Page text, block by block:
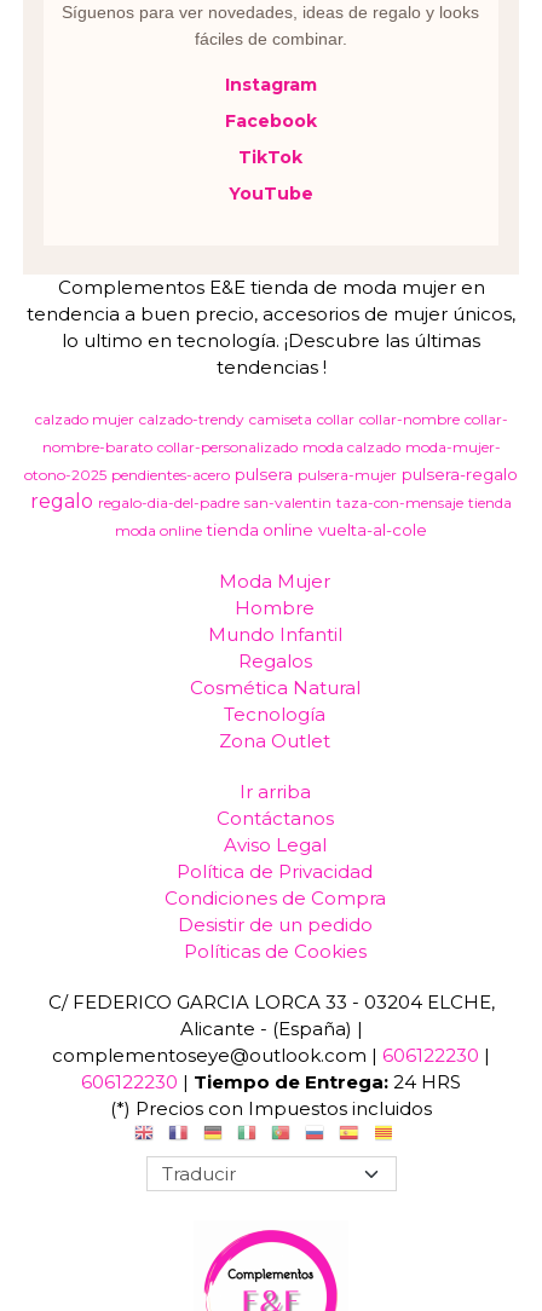
Síguenos para ver novedades, ideas de regalo y looks
fáciles de combinar.
Instagram
Facebook
TikTok
YouTube
Complementos E&E tienda de moda mujer en
tendencia a buen precio, accesorios de mujer únicos,
lo ultimo en tecnología. ¡Descubre las últimas
tendencias !
calzado mujer calzado-trendy camiseta collar collar-nombre collar-
nombre-barato collar-personalizado moda calzado moda-mujer-
otono-2025 pendientes-acero pulsera pulsera-mujer pulsera-regalo
regalo regalo-dia-del-padre san-valentin taza-con-mensaje tienda
moda online tienda online vuelta-al-cole
Moda Mujer
Hombre
Mundo Infantil
Regalos
Cosmética Natural
Tecnología
Zona Outlet
Ir arriba
Contáctanos
Aviso Legal
Política de Privacidad
Condiciones de Compra
Desistir de un pedido
Políticas de Cookies
C/ FEDERICO GARCIA LORCA 33 - 03204 ELCHE,
Alicante - (España) |
complementoseye@outlook.com | 606122230 |
606122230 | Tiempo de Entrega: 24 HRS
(*) Precios con Impuestos incluidos